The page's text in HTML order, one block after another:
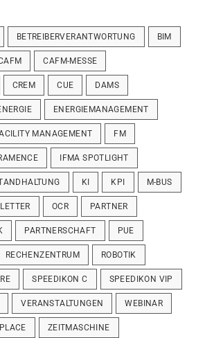
BETREIBERVERANTWORTUNG BIM
CAFM-MESSE
CREM CUE DAMS
ENERGIEMANAGEMENT
MANAGEMENT FM
IFMA SPOTLIGHT
KI KPI M-BUS
OCR PARTNER
PARTNERSCHAFT PUE
RECHENZENTRUM ROBOTIK
SPEEDIKON C SPEEDIKON VIP
VERANSTALTUNGEN WEBINAR
ZEITMASCHINE